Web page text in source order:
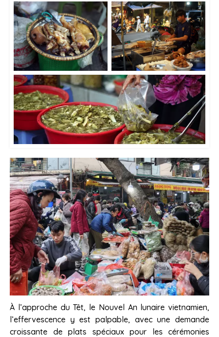
À l’approche du Têt, le Nouvel An lunaire vietnamien,
l’effervescence y est palpable, avec une demande
croissante de plats spéciaux pour les cérémonies